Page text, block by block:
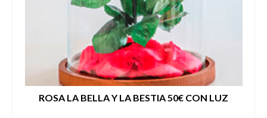
ROSA LA BELLA Y LA BESTIA 50€ CON LUZ